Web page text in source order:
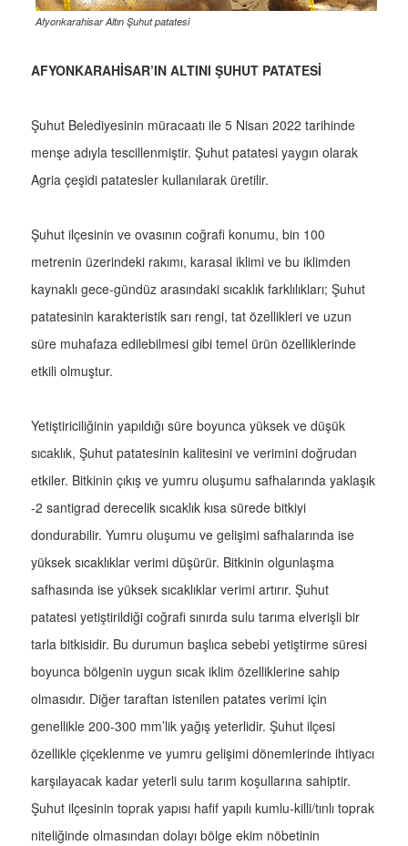
Afyonkarahisar Altın Şuhut patatesi
AFYONKARAHİSAR’IN ALTINI ŞUHUT PATATESİ
Şuhut Belediyesinin müracaatı ile 5 Nisan 2022 tarihinde
menşe adıyla tescillenmiştir. Şuhut patatesi yaygın olarak
Agria çeşidi patatesler kullanılarak üretilir.
Şuhut ilçesinin ve ovasının coğrafi konumu, bin 100
metrenin üzerindeki rakımı, karasal iklimi ve bu iklimden
kaynaklı gece-gündüz arasındaki sıcaklık farklılıkları; Şuhut
patatesinin karakteristik sarı rengi, tat özellikleri ve uzun
süre muhafaza edilebilmesi gibi temel ürün özelliklerinde
etkili olmuştur.
Yetiştiriciliğinin yapıldığı süre boyunca yüksek ve düşük
sıcaklık, Şuhut patatesinin kalitesini ve verimini doğrudan
etkiler. Bitkinin çıkış ve yumru oluşumu safhalarında yaklaşık
-2 santigrad derecelik sıcaklık kısa sürede bitkiyi
dondurabilir. Yumru oluşumu ve gelişimi safhalarında ise
yüksek sıcaklıklar verimi düşürür. Bitkinin olgunlaşma
safhasında ise yüksek sıcaklıklar verimi artırır. Şuhut
patatesi yetiştirildiği coğrafi sınırda sulu tarıma elverişli bir
tarla bitkisidir. Bu durumun başlıca sebebi yetiştirme süresi
boyunca bölgenin uygun sıcak iklim özelliklerine sahip
olmasıdır. Diğer taraftan istenilen patates verimi için
genellikle 200-300 mm’lik yağış yeterlidir. Şuhut ilçesi
özellikle çiçeklenme ve yumru gelişimi dönemlerinde ihtiyacı
karşılayacak kadar yeterli sulu tarım koşullarına sahiptir.
Şuhut ilçesinin toprak yapısı hafif yapılı kumlu-killi/tınlı toprak
niteliğinde olmasından dolayı bölge ekim nöbetinin